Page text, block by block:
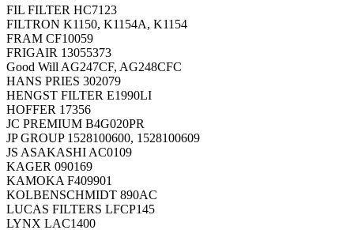
FIL FILTER HC7123
FILTRON K1150, K1154A, K1154
FRAM CF10059
FRIGAIR 13055373
Good Will AG247CF, AG248CFC
HANS PRIES 302079
HENGST FILTER E1990LI
HOFFER 17356
JC PREMIUM B4G020PR
JP GROUP 1528100600, 1528100609
JS ASAKASHI AC0109
KAGER 090169
KAMOKA F409901
KOLBENSCHMIDT 890AC
LUCAS FILTERS LFCP145
LYNX LAC1400